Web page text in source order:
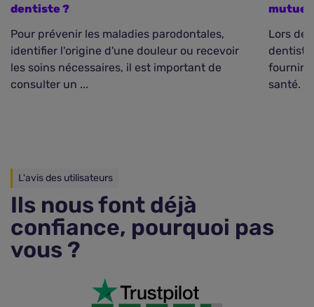
dentiste ?
Pour prévenir les maladies parodontales,
identifier l'origine d'une douleur ou recevoir
les soins nécessaires, il est important de
consulter un ...
Lors de
fournir
santé.
L'avis des utilisateurs
Ils nous font déjà
confiance, pourquoi pas
vous ?